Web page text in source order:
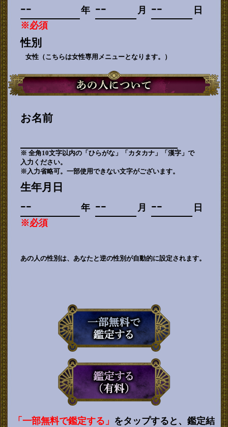
年 月
日
※必須
性別
女性（こちらは女性専用メニューとなります。）
お名前
※ 全角10文字以内の「ひらがな」「カタカナ」「漢字」で
入力ください。
※入力省略可。一部使用できない文字がございます。
生年月日
年 月
日
※必須
あの人の性別は、あなたと逆の性別が自動的に設定されます。
「一部無料で鑑定する」 をタップすると、鑑定結